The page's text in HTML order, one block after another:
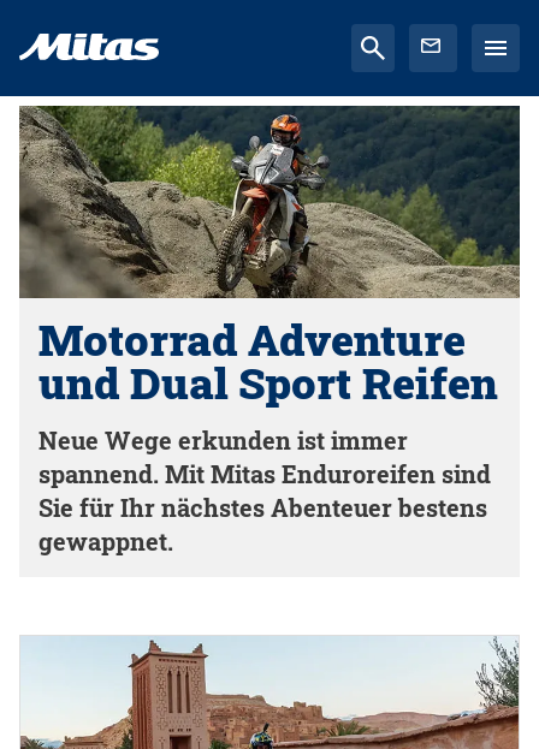
Motorrad Adventure
und Dual Sport Reifen
Neue Wege erkunden ist immer
spannend. Mit Mitas Enduroreifen sind
Sie für Ihr nächstes Abenteuer bestens
gewappnet.